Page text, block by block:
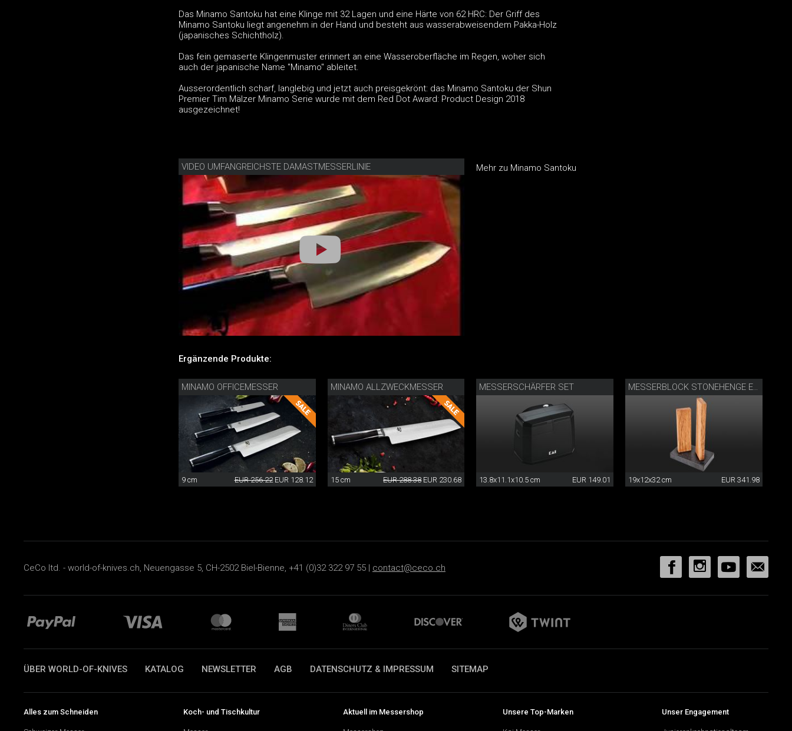
Das Minamo Santoku hat eine Klinge mit 32 Lagen und eine Härte von 62 HRC: Der Griff des
Minamo Santoku liegt angenehm in der Hand und besteht aus wasserabweisendem Pakka-Holz
(japanisches Schichtholz).
Das fein gemaserte Klingenmuster erinnert an eine Wasseroberfläche im Regen, woher sich
auch der japanische Name "Minamo" ableitet.
Ausserordentlich scharf, langlebig und jetzt auch preisgekrönt: das Minamo Santoku der Shun
Premier Tim Mälzer Minamo Serie wurde mit dem Red Dot Award: Product Design 2018
ausgezeichnet!
VIDEO UMFANGREICHSTE DAMASTMESSERLINIE Mehr zu Minamo Santoku
Ergänzende Produkte:
MINAMO OFFICEMESSER
9 cm EUR 256.22 EUR 128.12
MINAMO ALLZWECKMESSER
15 cm EUR 288.38 EUR 230.68
MESSERSCHÄRFER SET
13.8x11.1x10.5 cm EUR 149.01
MESSERBLOCK STONEHENGE EICHE
19x12x32 cm EUR 341.98
CeCo ltd. - world-of-knives.ch, Neuengasse 5, CH-2502 Biel-Bienne, +41 (0)32 322 97 55 | contact@ceco.ch
ÜBER WORLD-OF-KNIVES KATALOG NEWSLETTER AGB DATENSCHUTZ & IMPRESSUM SITEMAP
Alles zum Schneiden Koch- und Tischkultur Aktuell im Messershop Unsere Top-Marken Unser Engagement